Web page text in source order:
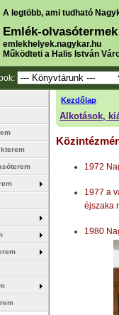
A legtöbb, ami tudható
Emlék-olvasótermek
emlekhelyek.nagykar.hu
Működteti a Halis István
Kezdőlap
Alkotások,
1972
1977 a
éjszaka
1980